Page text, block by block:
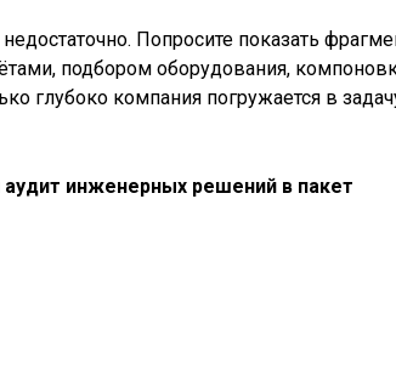
Попросите показать
подбором оборудования,
глубоко компания погружается в
аудит инженерных решений в пакет